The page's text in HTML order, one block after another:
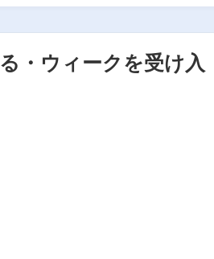
・ウィークを受け入